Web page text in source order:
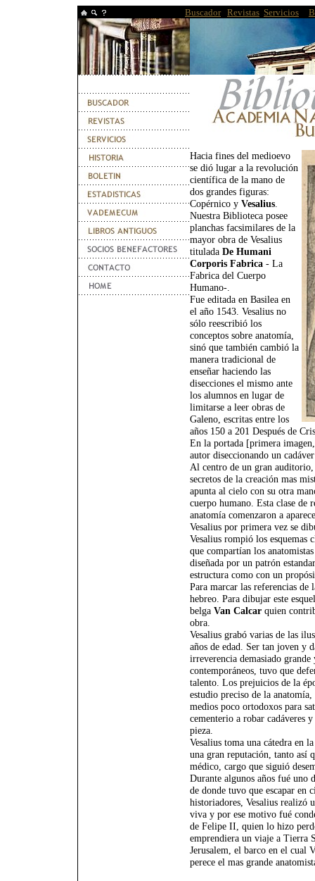
Buscador| Revistas Servicios
Hacia fines del medioevo
se dió lugar a la revolución
científica de la mano de
dos grandes figuras:
Copérnico y Vesalius
Nuestra Biblioteca posee
planchas facsimilares de la
mayor obra de Vesalius
titulada De Humani
Corporis Fabrica - La
Fabrica del Cuerpo
Humano-.
Fue editada en Basilea en
el año 1543. Vesalius no
sólo reescribió los
conceptos sobre anatomía,
sinó que también cambió la
manera tradicional de
enseñar haciendo las
disecciones el mismo ante
los alumnos en lugar de
limitarse a leer obras de
Galeno, escritas entre los
años 150 a 201 Después de
En la portada [primera
autor diseccionando un
Al centro de un gran auditorio,
secretos de la creación mas
apunta al cielo con su otra
cuerpo humano. Esta clase de
anatomía comenzaron a
Vesalius por primera vez se
Vesalius rompió los esquemas
que compartían los
diseñada por un patrón
estructura como con un
Para marcar las referencias
hebreo. Para dibujar este
belga Van Calcar quien
obra.
Vesalius grabó varias de las
años de edad. Ser tan joven y
irreverencia demasiado
contemporáneos, tuvo que
talento. Los prejuicios de la
estudio preciso de la
medios poco ortodoxos para
cementerio a robar cadáveres
pieza.
Vesalius toma una cátedra en
una gran reputación, tanto así
médico, cargo que siguió
Durante algunos años fué uno
de donde tuvo que escapar en
historiadores, Vesalius realizó
viva y por ese motivo fué
de Felipe II, quien lo hizo
emprendiera un viaje a Tierra
Jerusalem, el barco en el cual
perece el mas grande